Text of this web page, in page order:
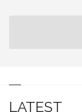
LATEST